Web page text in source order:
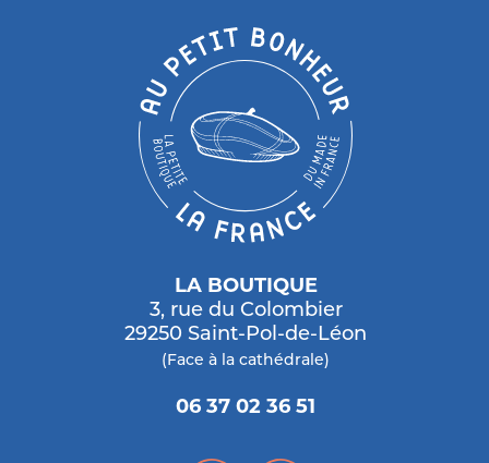
LA BOUTIQUE
3, rue du Colombier
29250 Saint-Pol-de-Léon
(Face à la cathédrale)
06 37 02 36 51